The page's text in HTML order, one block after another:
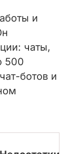
и
чаты,
500
ботов и